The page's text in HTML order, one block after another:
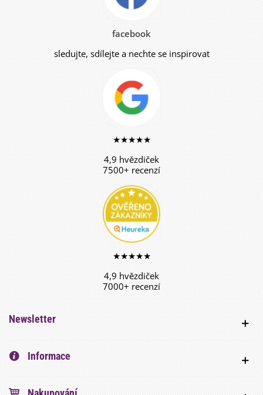
facebook
sledujte, sdílejte a nechte se inspirovat
★★★★★
4,9 hvězdiček
7500+ recenzí
★★★★★
4,9 hvězdiček
7000+ recenzí
Newsletter
Informace